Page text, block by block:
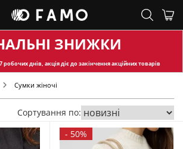
ЗНИЖКИ
робочих днів, акція діє до закінчення акційних товарів
Сумки жіночі
Сортування по:
- 50%